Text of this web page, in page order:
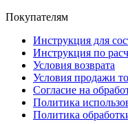
Покупателям
Инструкция для
Инструкция по
Условия возврата
Условия продажи
Согласие на
Политика
Политика